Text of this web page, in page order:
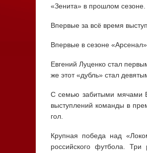
«Зенита» в прошлом сезоне.
Впервые за всё время
Впервые в сезоне
Евгений Луценко стал
же этот «дубль» стал
С семью забитыми мячами
выступлений команды в
гол.
Крупная победа над
российского футбола.